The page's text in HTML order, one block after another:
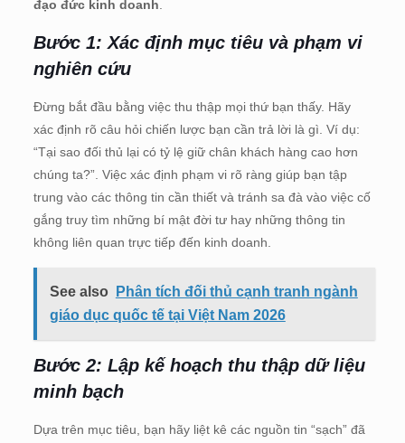
đạo đức kinh doanh
Bước 1: Xác định mục tiêu và phạm vi
nghiên cứu
Đừng bắt đầu bằng việc thu thập mọi thứ bạn thấy. Hãy
xác định rõ câu hỏi chiến lược bạn cần trả lời là gì. Ví dụ:
“Tại sao đối thủ lại có tỷ lệ giữ chân khách hàng cao hơn
chúng ta?”. Việc xác định phạm vi rõ ràng giúp bạn tập
trung vào các thông tin cần thiết và tránh sa đà vào việc cố
gắng truy tìm những bí mật đời tư hay những thông tin
không liên quan trực tiếp đến kinh doanh.
See also
Phân tích đối thủ cạnh tranh ngành
giáo dục quốc tế tại Việt Nam 2026
Bước 2: Lập kế hoạch thu thập dữ liệu
minh bạch
Dựa trên mục tiêu, bạn hãy liệt kê các nguồn tin “sạch” đã